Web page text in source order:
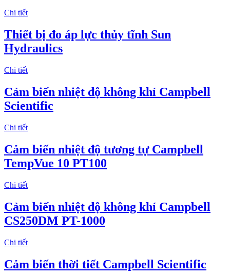
Chi tiết
Thiết bị đo áp lực thủy tĩnh Sun
Hydraulics
Chi tiết
Cảm biến nhiệt độ không khí Campbell
Scientific
Chi tiết
Cảm biến nhiệt độ tương tự Campbell
TempVue 10 PT100
Chi tiết
Cảm biến nhiệt độ không khí Campbell
CS250DM PT-1000
Chi tiết
Cảm biến thời tiết Campbell Scientific